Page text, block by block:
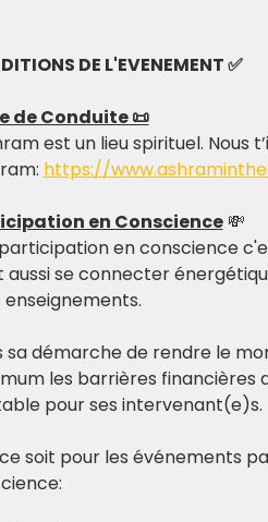
DE L'EVENEMENT ✅
de Conduite 📜
est un lieu spirituel.
https://
en Conscience 💸
en conscience
aussi se connecter
enseignements.
sa démarche de rendre le
les barrières
pour ses intervenant(e)s.
soit pour les événements